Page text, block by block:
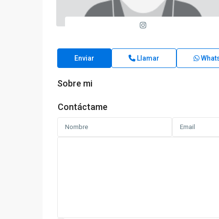
Enviar Llamar
Sobre mi
Contáctame